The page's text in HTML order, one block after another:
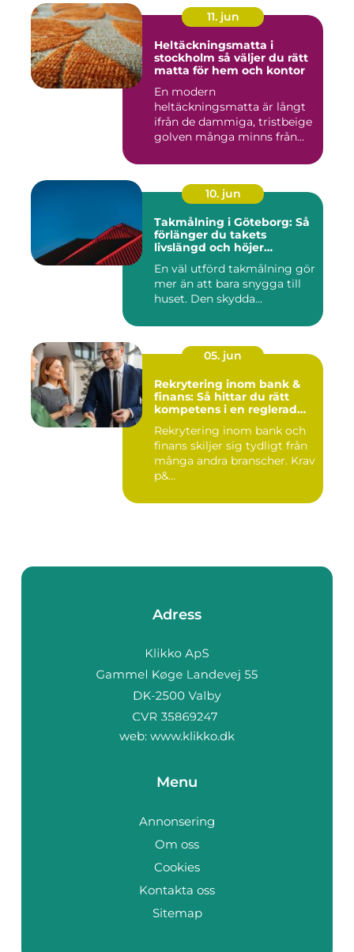
11. jun
Heltäckningsmatta i
stockholm så väljer du rätt
matta för hem och kontor
En modern
heltäckningsmatta är långt
ifrån de dammiga, tristbeige
golven många minns från
10. jun
Takmålning i Göteborg: Så
förlänger du takets
livslängd och höjer
En väl utförd takmålning gör
mer än att bara snygga till
huset. Den skydda...
05. jun
Rekrytering inom bank &
finans: Så hittar du rätt
kompetens i en reglerad
Rekrytering inom bank och
finans skiljer sig tydligt från
många andra branscher. Krav
p&...
Adress
web: www.klikko.dk
Menu
Annonsering
Om oss
Cookies
Kontakta oss
Sitemap